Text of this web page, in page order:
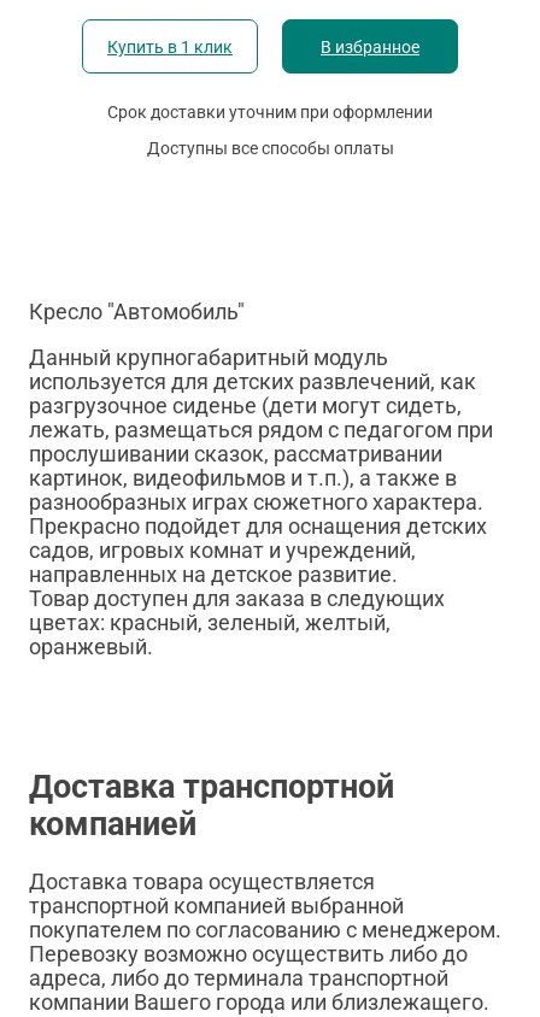
Купить в 1 клик В избранное
Срок доставки уточним при оформлении
Доступны все способы оплаты
Кресло "Автомобиль"
Данный крупногабаритный модуль
используется для детских развлечений, как
разгрузочное сиденье (дети могут сидеть,
лежать, размещаться рядом с педагогом при
прослушивании сказок, рассматривании
картинок, видеофильмов и т.п.), а также в
разнообразных играх сюжетного характера.
Прекрасно подойдет для оснащения детских
садов, игровых комнат и учреждений,
направленных на детское развитие.
Товар доступен для заказа в следующих
цветах: красный, зеленый, желтый,
оранжевый.
Доставка транспортной
компанией
Доставка товара осуществляется
транспортной компанией выбранной
покупателем по согласованию с менеджером.
Перевозку возможно осуществить либо до
адреса, либо до терминала транспортной
компании Вашего города или близлежащего.